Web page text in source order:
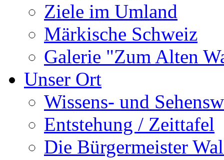
Ziele im Umland
Märkische Schweiz
Galerie "Zum Alten
Unser Ort
Wissens- und
Entstehung / Zeittafel
Die Bürgermeister